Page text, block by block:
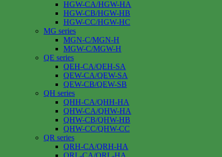
HGW-CA/HGW-HA
HGW-CB/HGW-HB
HGW-CC/HGW-HC
MG series
MGN-C/MGN-H
MGW-C/MGW-H
QE series
QEH-CA/QEH-SA
QEW-CA/QEW-SA
QEW-CB/QEW-SB
QH series
QHH-CA/QHH-HA
QHW-CA/QHW-HA
QHW-CB/QHW-HB
QHW-CC/QHW-CC
QR series
QRH-CA/QRH-HA
QRL-CA/QRL-HA